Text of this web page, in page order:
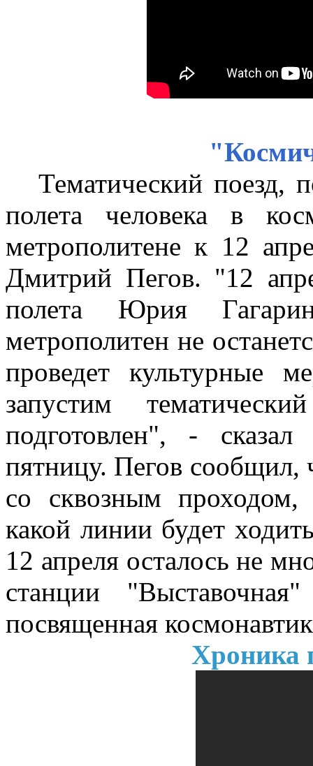
Тематический поезд,
полета человека в
метрополитене к 12
Дмитрий Пегов. "12
полета Юрия
метрополитен не
проведет культурные
запустим
подготовлен", -
пятницу. Пегов сообщил,
со сквозным
какой линии будет
12 апреля осталось не
станции
посвященная
Хроника